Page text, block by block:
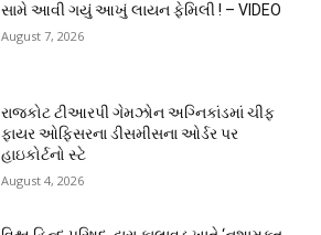
સામે આવી ગયું આખું લાયન ફેમિલી ! – VIDEO
August 7, 2026
રાજકોટ ટીઆરપી ગેમઝોન અગ્નિકાંડમાં ચીફ
ફાયર ઓફિસરના ડીસમીસના ઓર્ડર પર
હાઇકોર્ટનો સ્ટે
August 4, 2026